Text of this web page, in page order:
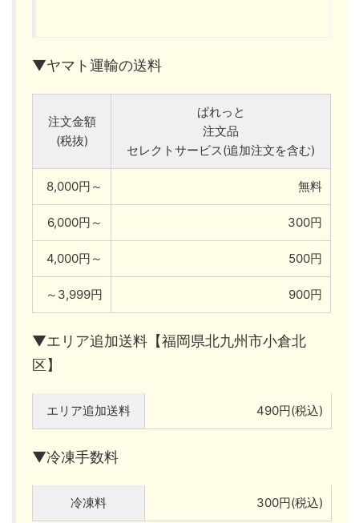
▼ヤマト運輸の送料
注文金額
(税抜)
ぱれっと
注文品
セレクトサービス(追加注文を含む)
8,000円～ 無料
6,000円～ 300円
4,000円～ 500円
～3,999円 900円
▼エリア追加送料【福岡県北九州市小倉北
区】
エリア追加送料 490円(税込)
▼冷凍手数料
冷凍料 300円(税込)